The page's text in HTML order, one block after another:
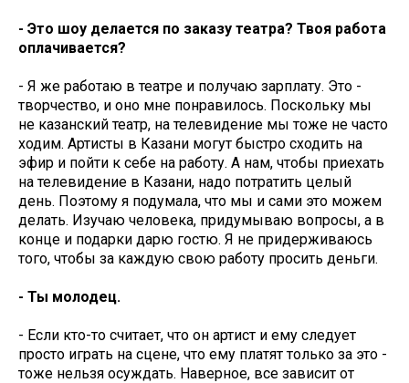
- Это шоу делается по заказу театра? Твоя работа
оплачивается?
- Я же работаю в театре и получаю зарплату. Это -
творчество, и оно мне понравилось. Поскольку мы
не казанский театр, на телевидение мы тоже не часто
ходим. Артисты в Казани могут быстро сходить на
эфир и пойти к себе на работу. А нам, чтобы приехать
на телевидение в Казани, надо потратить целый
день. Поэтому я подумала, что мы и сами это можем
делать. Изучаю человека, придумываю вопросы, а в
конце и подарки дарю гостю. Я не придерживаюсь
того, чтобы за каждую свою работу просить деньги.
- Ты молодец.
- Если кто-то считает, что он артист и ему следует
просто играть на сцене, что ему платят только за это -
тоже нельзя осуждать. Наверное, все зависит от